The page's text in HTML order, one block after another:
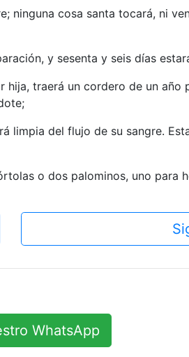
ninguna cosa santa tocará, ni
y sesenta y seis días
traerá un cordero de un año
limpia del flujo de su sangre.
o dos palominos, uno para
WhatsApp